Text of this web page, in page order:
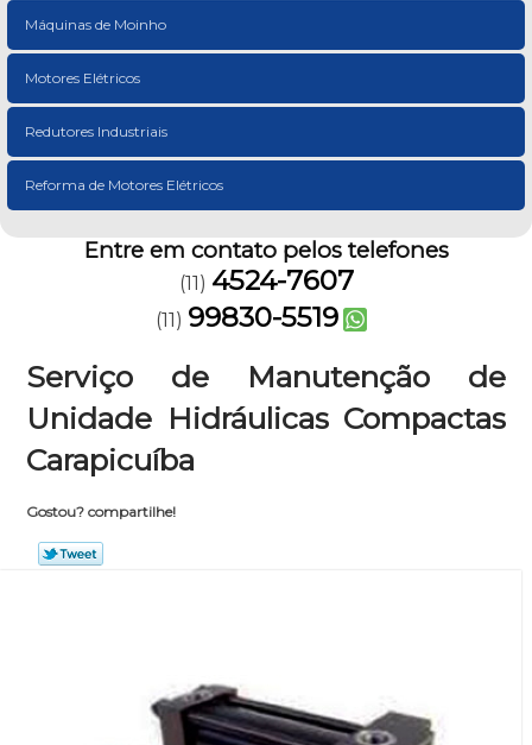
Máquinas de Moinho
Motores Elétricos
Redutores Industriais
Reforma de Motores Elétricos
Entre em contato pelos telefones
(11) 4524-7607
(11) 99830-5519
Serviço de Manutenção de
Unidade Hidráulicas Compactas
Carapicuíba
Gostou? compartilhe!